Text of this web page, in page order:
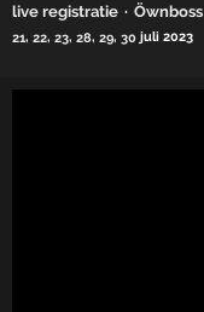
live registratie · Öwnboss
21,22,23,28,29,30 juli 2023